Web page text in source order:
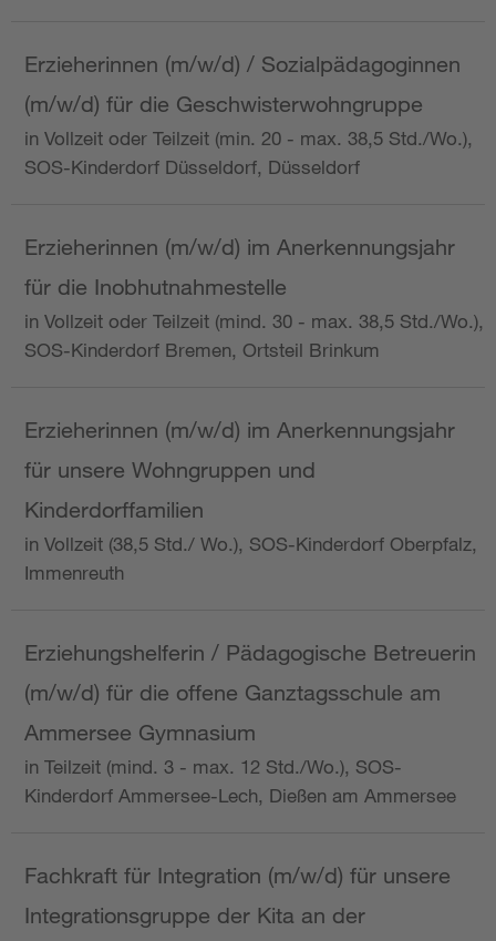
Erzieherinnen (m/w/d) / Sozialpädagoginnen
(m/w/d) für die Geschwisterwohngruppe
in Vollzeit oder Teilzeit (min. 20 - max. 38,5 Std./Wo.),
SOS-Kinderdorf Düsseldorf, Düsseldorf
Erzieherinnen (m/w/d) im Anerkennungsjahr
für die Inobhutnahmestelle
in Vollzeit oder Teilzeit (mind. 30 - max. 38,5 Std./Wo.),
SOS-Kinderdorf Bremen, Ortsteil Brinkum
Erzieherinnen (m/w/d) im Anerkennungsjahr
für unsere Wohngruppen und
Kinderdorffamilien
in Vollzeit (38,5 Std./ Wo.), SOS-Kinderdorf Oberpfalz,
Immenreuth
Erziehungshelferin / Pädagogische Betreuerin
(m/w/d) für die offene Ganztagsschule am
Ammersee Gymnasium
in Teilzeit (mind. 3 - max. 12 Std./Wo.), SOS-
Kinderdorf Ammersee-Lech, Dießen am Ammersee
Fachkraft für Integration (m/w/d) für unsere
Integrationsgruppe der Kita an der